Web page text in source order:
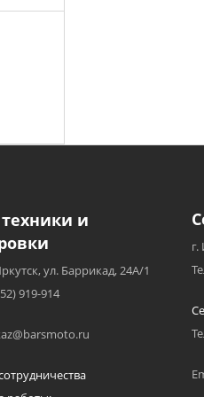
и
ул. Баррикад, 24А/1
919-914